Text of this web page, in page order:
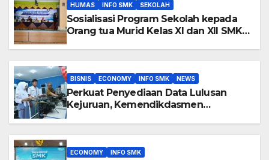
HUMAS INFO SMK SEKOLAH
Sosialisasi Program Sekolah kepada
Orang tua Murid Kelas XI dan XII SMK
BISNIS ECONOMY INFO SMK NEWS
Perkuat Penyediaan Data Lulusan
Kejuruan, Kemendikdasmen
ECONOMY INFO SMK